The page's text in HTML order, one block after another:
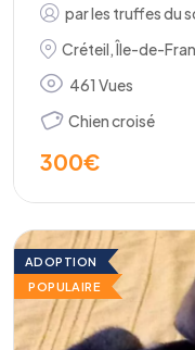
parles truffes du
Créteil,Île-de-
461 Vues
Chien croisé
300€
ADOPTION
POPULAIRE